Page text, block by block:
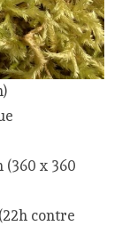
x 360
contre